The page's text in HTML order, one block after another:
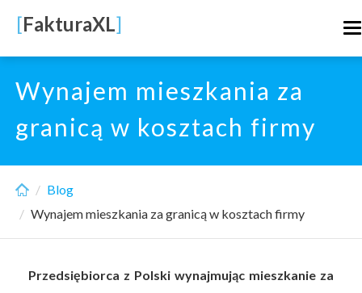
main
content
[FakturaXL]
Wynajem mieszkania za
granicą w kosztach firmy
Blog
Wynajem mieszkania za granicą w kosztach firmy
Przedsiębiorca z Polski wynajmując mieszkanie za